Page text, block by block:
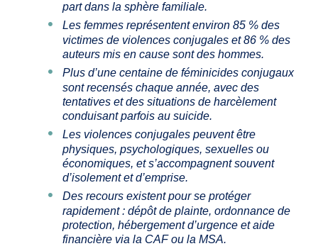
part dans la sphère familiale.
Les femmes représentent environ 85 % des
victimes de violences conjugales et 86 % des
auteurs mis en cause sont des hommes.
Plus d’une centaine de féminicides conjugaux
sont recensés chaque année, avec des
tentatives et des situations de harcèlement
conduisant parfois au suicide.
Les violences conjugales peuvent être
physiques, psychologiques, sexuelles ou
économiques, et s’accompagnent souvent
d’isolement et d’emprise.
Des recours existent pour se protéger
rapidement : dépôt de plainte, ordonnance de
protection, hébergement d’urgence et aide
financière via la CAF ou la MSA.